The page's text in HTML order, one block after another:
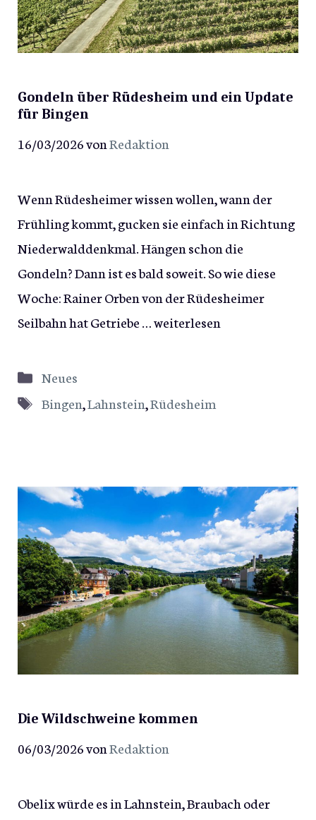
Gondeln über Rüdesheim und ein Update
für Bingen
16/03/2026vonRedaktion
Wenn Rüdesheimer wissen wollen, wann der
Frühling kommt, gucken sie einfach in Richtung
Niederwalddenkmal. Hängen schon die
Gondeln? Dann ist es bald soweit. So wie diese
Woche: Rainer Orben von der Rüdesheimer
Seilbahn hat Getriebe …weiterlesen
Kategorien
Neues
Schlagwörter
Bingen,Lahnstein,Rüdesheim
Die Wildschweine kommen
06/03/2026vonRedaktion
Obelix würde es in Lahnstein, Braubach oder